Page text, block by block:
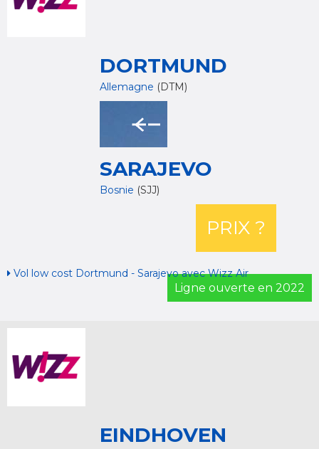
DORTMUND
Allemagne (DTM)
SARAJEVO
Bosnie (SJJ)
PRIX ?
Vol low cost Dortmund - Sarajevo avec Wizz Air
Ligne ouverte en 2022
EINDHOVEN